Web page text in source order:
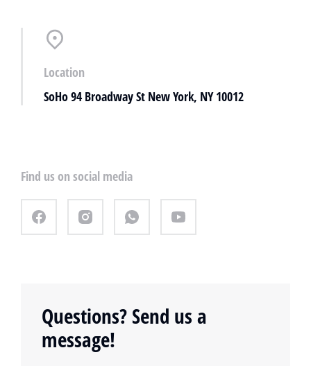
Location
SoHo 94 Broadway St New York, NY 10012
Find us on social media
Questions? Send us a
message!